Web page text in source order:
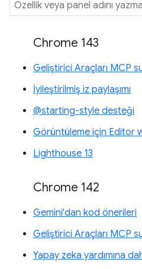
Chrome 143
Geliştirici Araçları MCP
İyileştirilmiş iz paylaşımı
@starting-style desteği
Görüntüleme için Editor
Lighthouse 13
Chrome 142
Gemini'dan kod önerileri
Geliştirici Araçları MCP
Yapay zeka yardımına